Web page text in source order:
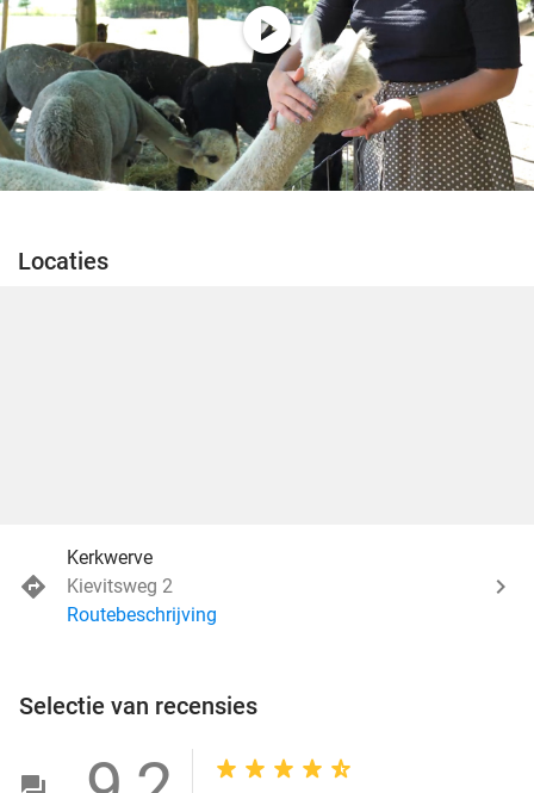
play_circle
Locaties
Kerkwerve
Kievitsweg 2
Routebeschrijving
Selectie van recensies